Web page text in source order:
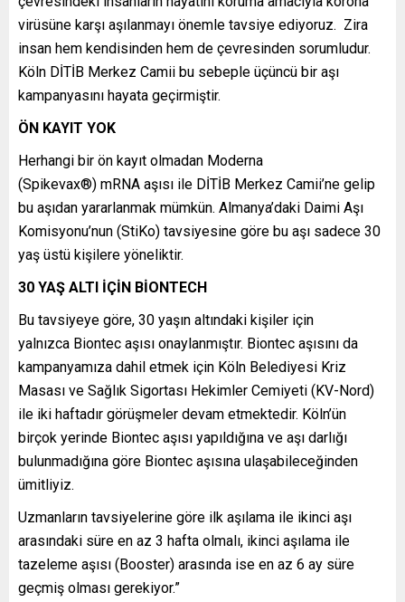
virüsüne karşı aşılanmayı önemle tavsiye ediyoruz. Zira
insan hem kendisinden hem de çevresinden sorumludur.
Köln DİTİB Merkez Camii bu sebeple üçüncü bir aşı
kampanyasını hayata geçirmiştir.
ÖN KAYIT YOK
Herhangi bir ön kayıt olmadan Moderna
(Spikevax®) mRNA aşısı ile DİTİB Merkez Camii’ne gelip
bu aşıdan yararlanmak mümkün. Almanya’daki Daimi Aşı
Komisyonu’nun (StiKo) tavsiyesine göre bu aşı sadece 30
yaş üstü kişilere yöneliktir.
30 YAŞ ALTI İÇİN BİONTECH
Bu tavsiyeye göre, 30 yaşın altındaki kişiler için
yalnızca Biontec aşısı onaylanmıştır. Biontec aşısını da
kampanyamıza dahil etmek için Köln Belediyesi Kriz
Masası ve Sağlık Sigortası Hekimler Cemiyeti (KV-Nord)
ile iki haftadır görüşmeler devam etmektedir. Köln’ün
birçok yerinde Biontec aşısı yapıldığına ve aşı darlığı
bulunmadığına göre Biontec aşısına ulaşabileceğinden
ümitliyiz.
Uzmanların tavsiyelerine göre ilk aşılama ile ikinci aşı
arasındaki süre en az 3 hafta olmalı, ikinci aşılama ile
tazeleme aşısı (Booster) arasında ise en az 6 ay süre
geçmiş olması gerekiyor.”